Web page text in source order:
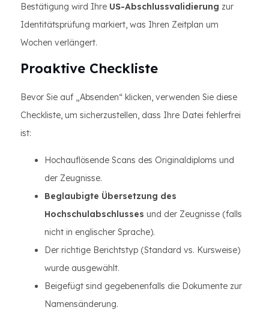
Bestätigung wird Ihre US-Abschlussvalidierung zur
Identitätsprüfung markiert, was Ihren Zeitplan um
Wochen verlängert.
Proaktive Checkliste
Bevor Sie auf „Absenden“ klicken, verwenden Sie diese
Checkliste, um sicherzustellen, dass Ihre Datei fehlerfrei
ist:
Hochauflösende Scans des Originaldiploms und
der Zeugnisse.
Beglaubigte Übersetzung des
Hochschulabschlusses und der Zeugnisse (falls
nicht in englischer Sprache).
Der richtige Berichtstyp (Standard vs. Kursweise)
wurde ausgewählt.
Beigefügt sind gegebenenfalls die Dokumente zur
Namensänderung.